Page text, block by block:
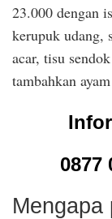
23.000 dengan
kerupuk udang,
acar, tisu
tambahkan
0877
Mengapa